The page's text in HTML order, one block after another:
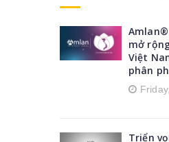
mở
Việt
phân
Friday,
Triển